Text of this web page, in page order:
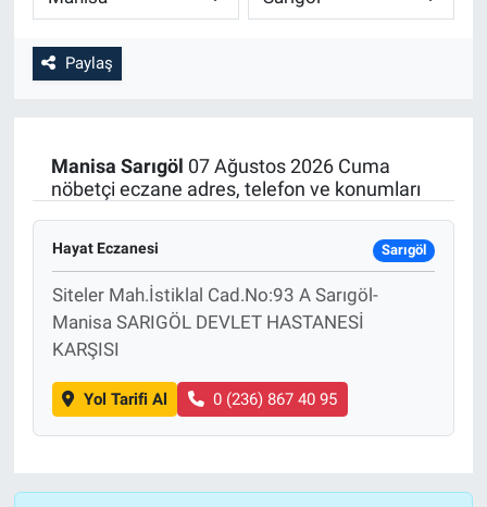
Paylaş
Manisa Sarıgöl 07 Ağustos 2026 Cuma
nöbetçi eczane adres, telefon ve konumları
Hayat Eczanesi Sarıgöl
Siteler Mah.İstiklal Cad.No:93 A Sarıgöl-
Manisa SARIGÖL DEVLET HASTANESİ
KARŞISI
Yol Tarifi Al 0 (236) 867 40 95